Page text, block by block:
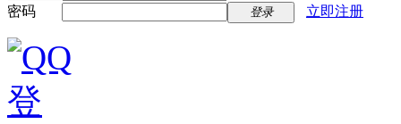
密码
登录 立即注册